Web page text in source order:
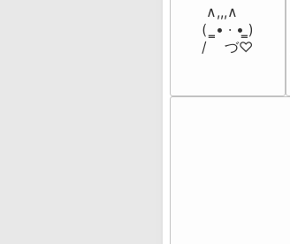
∧,,,∧
(  ̳• · • ̳)
/    づ♡